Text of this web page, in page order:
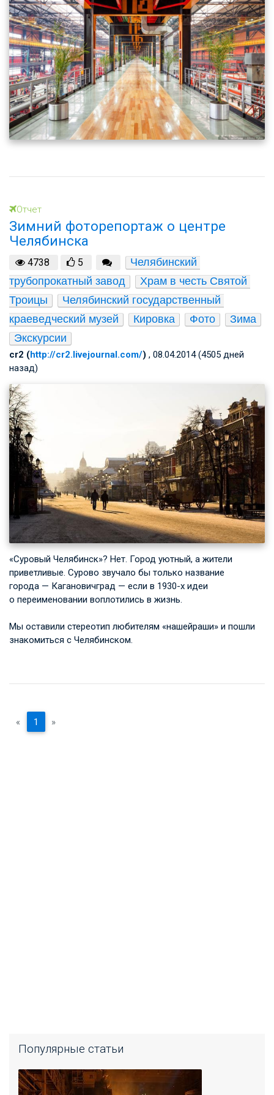
Отчет
Зимний фоторепортаж о центре
Челябинска
4738 5
Челябинский
трубопрокатный завод
Храм в честь Святой
Троицы
Челябинский государственный
краеведческий музей
Кировка Фото
Зима
Экскурсии
cr2 (http://cr2.livejournal.com/) , 08.04.2014 (4505 дней
назад)
«Суровый Челябинск»? Нет. Город уютный, а жители
приветливые. Сурово звучало бы только название
города — Кагановичград — если в 1930-х идеи
о переименовании воплотились в жизнь.
Мы оставили стереотип любителям «нашейраши» и пошли
знакомиться с Челябинском.
« 1 »
Популярные статьи